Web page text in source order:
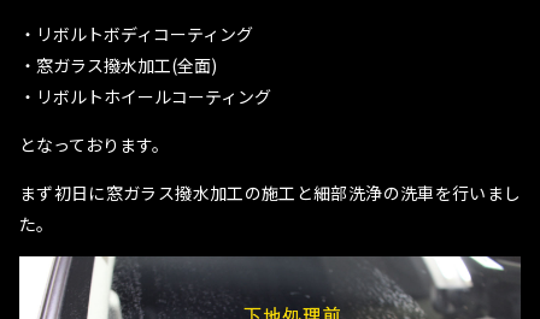
・リボルトボディコーティング
・窓ガラス撥水加工(全面)
・リボルトホイールコーティング
となっております。
まず初日に窓ガラス撥水加工の施工と細部洗浄の洗車を行いまし
た。